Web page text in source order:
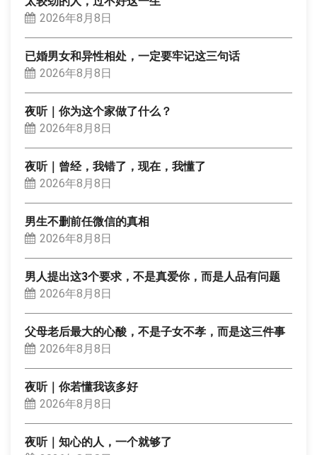
2026年8月8日
已婚男女和异性相处，一定要牢记这三句话
2026年8月8日
夜听｜你为这个家做了什么？
2026年8月8日
夜听｜曾经，我错了，现在，我懂了
2026年8月8日
男生不删前任微信的真相
2026年8月8日
男人提出这3个要求，不是真爱你，而是人品有问题
2026年8月8日
父母老后最大的心酸，不是子女不孝，而是这三件事
2026年8月8日
夜听｜你若懂我该多好
2026年8月8日
夜听｜知心的人，一个就够了